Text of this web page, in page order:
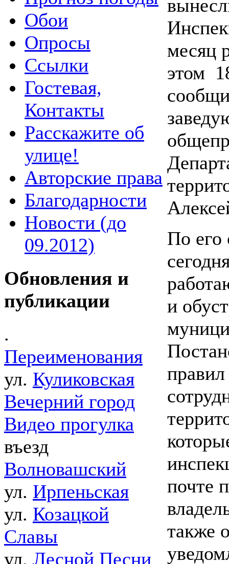
Обои
Опросы
Ссылки
Гостевая,
Контакты
Расскажите об
улице!
Авторские права
Благодарности
Новости (до
09.2012)
Обновления и
публикации
.
Переименования
ул. Куликовская
Вечерний город
Видео прогулка
въезд
Волновашский
ул. Ирпеньская
ул. Козацкой
Славы
ул. Лесной Песни
месяц
этом
По его
и
почте
также